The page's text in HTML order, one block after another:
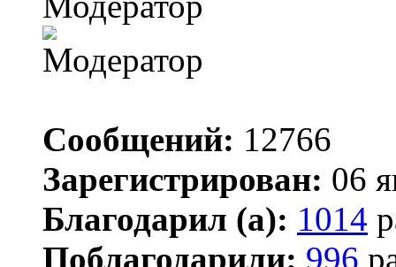
Сообщений: 12766
Зарегистрирован: 06
Благодарил (а): 1014
Поблагодарили: 996